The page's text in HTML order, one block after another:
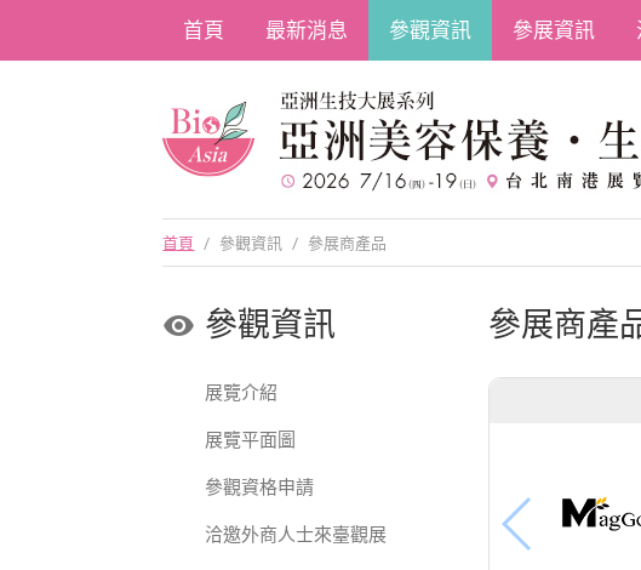
首頁 最新消息 參觀資訊 參展資訊
首頁 / 參觀資訊 / 參展商產品
參觀資訊
展覽介紹
展覽平面圖
參觀資格申請
洽邀外商人士來臺觀展
參展商產